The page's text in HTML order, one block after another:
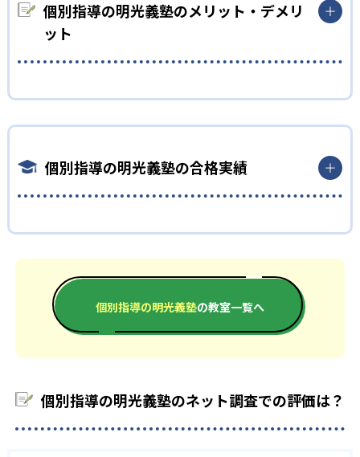
03
個別指導塾の教室数No.1の明光義塾。全国規模のため、地域の
能。
により、自分がどこでつまずいているのかを把握できる。
また、定期的にカウンセリングも行っている。これにより、前向
内申点を上げたい人におすすめ
明光義塾の豊富な情報から、学校ごとのテスト傾向を把握して
テスト対策を行う。また、一人ひとり異なる成績を10段階に分
け、授業や家庭学習で問題演習を行っているため、効率的に成績
アップを狙える。
高校生
将来のために勉強したい人におすすめ
明光義塾は志望校に合わせて学習プランを提案。生徒に応じて
プランの見直しも可能なので、安心。志望校が見つかっていない
人も大丈夫。カウンセリングで将来の夢や目標を引き出し、志
望校選びをサポート。
個別指導の明光義塾のメリット・デメリ
ット
り、そのノートを確認するだけで自分の苦手を確認できる。勉
強の仕方が分からない人も、オリジナルノートで簡単に復習で
とその授業の内容を理解できないまま進んでしまうことがほと
デメリットを挙げるとすれば、講師の変更される可能性がある
ことだ。明光義塾は講師担任制度ではない。また、講師はアル
バイトが多い。アルバイトは、大学生、フリーター、主婦（主
もあるため、講師の質は様々だ。
授業にあまり時間がかけられない場合がある。
個別指導の明光義塾の合格実績
てほしい。
個別指導の明光義塾の教室一覧へ
個別指導の明光義塾のネット調査での評価は？